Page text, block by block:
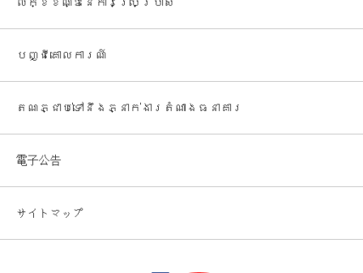
បញ្ជី​គោលការណ៍
តណភ្ជាប់ទៅនឹងភ្នាក់ងារតំណាងធនាគារ
電子公告
サイトマップ